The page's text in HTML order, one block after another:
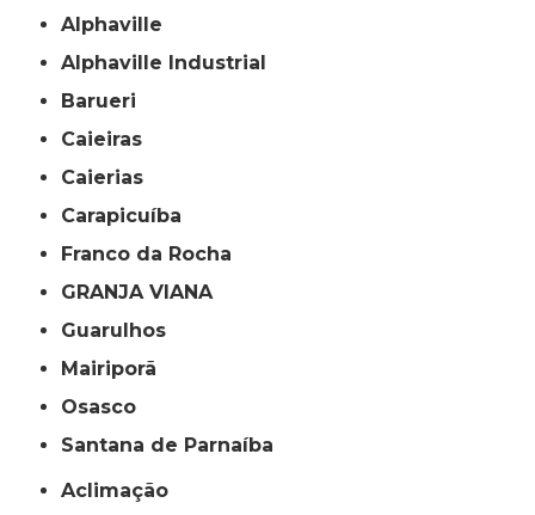
Alphaville
Alphaville Industrial
Barueri
Caieiras
Caierias
Carapicuíba
Franco da Rocha
GRANJA VIANA
Guarulhos
Mairiporã
Osasco
Santana de Parnaíba
Aclimação